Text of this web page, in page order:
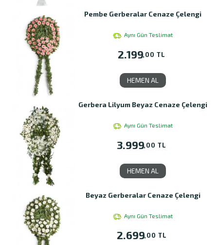
Pembe Gerberalar Cenaze Çelengi
Aynı Gün Teslimat
2.199,00 TL
HEMEN AL
Gerbera Lilyum Beyaz Cenaze Çelengi
Aynı Gün Teslimat
3.999,00 TL
HEMEN AL
Beyaz Gerberalar Cenaze Çelengi
Aynı Gün Teslimat
2.699,00 TL